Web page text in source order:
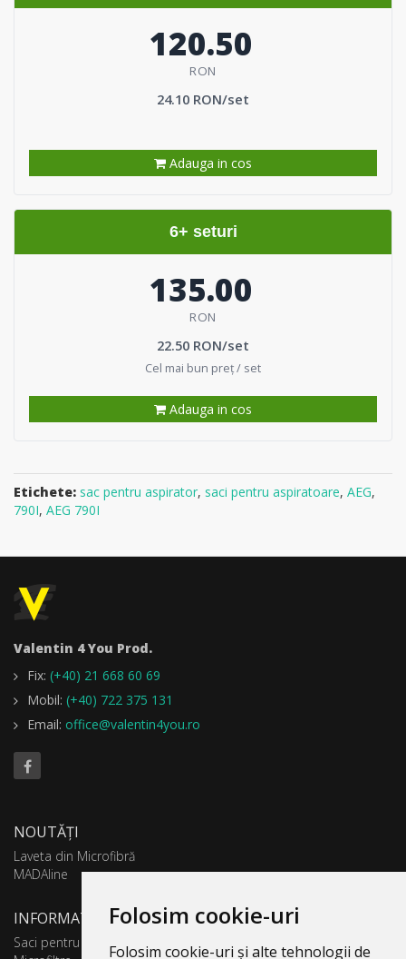
Folosim cookie-uri
Folosim cookie-uri și alte tehnologii de
120.50
RON
24.10 RON/set
Adauga in cos
6+ seturi
135.00
RON
22.50 RON/set
Cel mai bun preț / set
Adauga in cos
Etichete: sac pentru aspirator, saci pentru aspiratoare, AEG,
790I, AEG 790I
Valentin 4 You Prod.
Fix: (+40) 21 668 60 69
Mobil: (+40) 722 375 131
Email: office@valentin4you.ro
NOUTĂȚI
Laveta din Microfibră
MADAline
INFORMATII PRODUSE
Saci pentru aspirator